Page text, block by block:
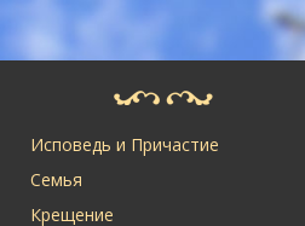
Исповедь и Причастие
Семья
Крещение